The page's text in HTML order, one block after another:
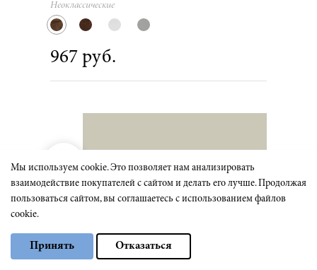
Неоклассические
967 руб.
Мы используем cookie. Это позволяет нам анализировать
взаимодействие покупателей с сайтом и делать его лучше. Продолжая
пользоваться сайтом, вы соглашаетесь с использованием файлов
cookie.
Минимальные
Принять Отказаться